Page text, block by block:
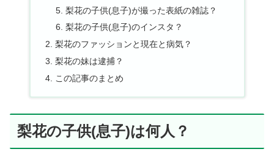
梨花の子供(息子)が撮った表紙の雑誌？
梨花の子供(息子)のインスタ？
梨花のファッションと現在と病気？
梨花の妹は逮捕？
この記事のまとめ
梨花の子供(息子)は何人？